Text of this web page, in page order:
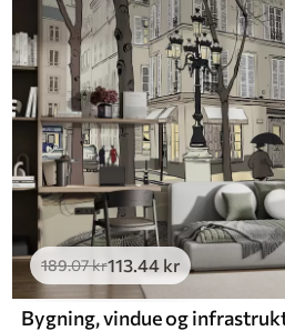
189.07kr113.44 kr
Bygning, vindue og